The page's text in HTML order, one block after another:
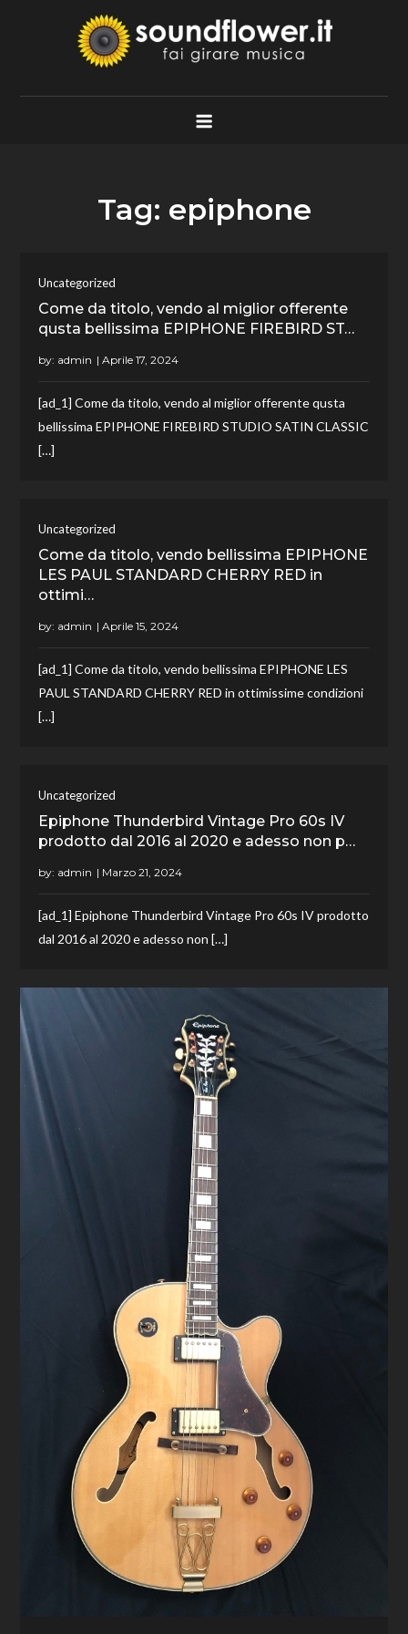
Soundflower.it
Fai Girare Musica
Tag: epiphone
Uncategorized
Come da titolo, vendo al miglior offerente
qusta bellissima EPIPHONE FIREBIRD ST…
by: admin
[ad_1] Come da titolo, vendo al miglior offerente qusta
bellissima EPIPHONE FIREBIRD STUDIO SATIN CLASSIC
[…]
Uncategorized
Come da titolo, vendo bellissima EPIPHONE
LES PAUL STANDARD CHERRY RED in
ottimi…
by: admin
[ad_1] Come da titolo, vendo bellissima EPIPHONE LES
PAUL STANDARD CHERRY RED in ottimissime condizioni
[…]
Uncategorized
Epiphone Thunderbird Vintage Pro 60s IV
prodotto dal 2016 al 2020 e adesso non p…
by: admin
[ad_1] Epiphone Thunderbird Vintage Pro 60s IV prodotto
dal 2016 al 2020 e adesso non […]